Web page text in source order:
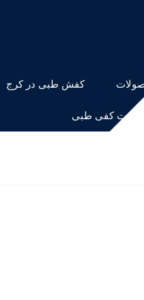
کفش طبی در کرج
ساخت کفی طبی